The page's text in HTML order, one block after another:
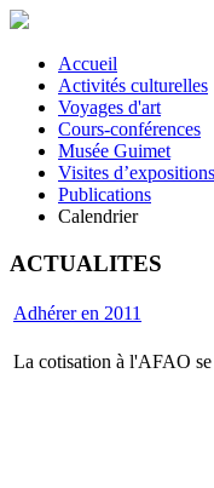
Accueil
Activités culturelles
Voyages d'art
Cours-conférences
Musée Guimet
Visites d’expositions
Publications
Calendrier
ACTUALITES
Adhérer en 2011
La cotisation à l'AFAO